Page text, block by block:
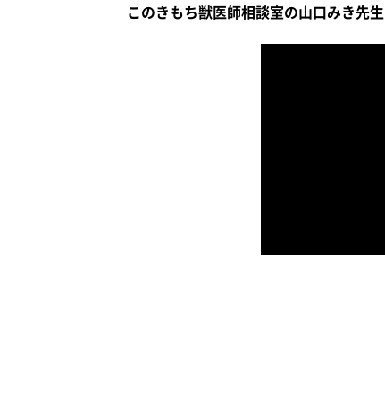
このきもち獣医師相談室の山口みき先生